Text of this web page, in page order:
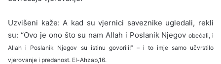
Uzvišeni kaže: A kad su vjernici saveznike ugledali, rekli
su: “Ovo je ono što su nam Allah i Poslanik Njegovobećali, i
Allah i Poslanik Njegov su istinu govorili!” – i to imje samo učvrstilo
vjerovanje i predanost. El-Ahzab,16.